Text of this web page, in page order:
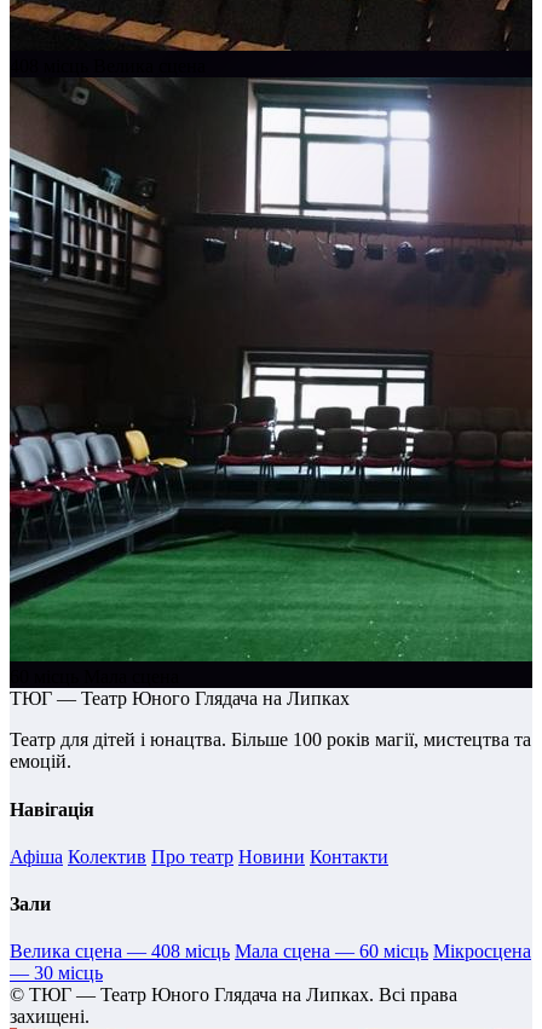
ТЮГ — Театр Юного Глядача на Липках
Театр для дітей і юнацтва. Більше 100 років магії, мистецтва та
емоцій.
Навігація
Афіша Колектив Про театр Новини Контакти
Зали
Велика сцена — 408 місць Мала сцена — 60 місць Мікросцена
— 30 місць
© ТЮГ — Театр Юного Глядача на Липках. Всі права
захищені.